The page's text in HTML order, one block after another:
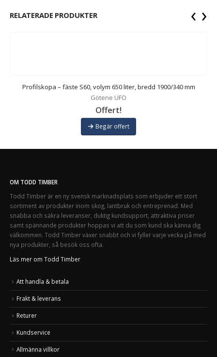
RELATERADE PRODUKTER
Profilskopa – fäste S60, volym 650 liter, bredd 1900/340 mm
Götene UFO
Offert!
Begär offert
‹ ›
OM TODD TIMBER
Todd Timber är en ny svensk marknadsplats som erbjuder ett stort
sortiment av produkter inom skog, lantbruk och entreprenad. Med
snabba och säkra leveranser, duktig kundsupport, attraktiva priser
samt spännande produkter hoppas vi att du som kund ska känna dig
välkommen. Todd Timber växer snabbt och vi fyller varje vecka på med
nya produkter, så besök oss ofta.
Läs mer om Todd Timber
Att handla & betala
Frakt & leverans
Returer
Kundservice
Allmänna villkor